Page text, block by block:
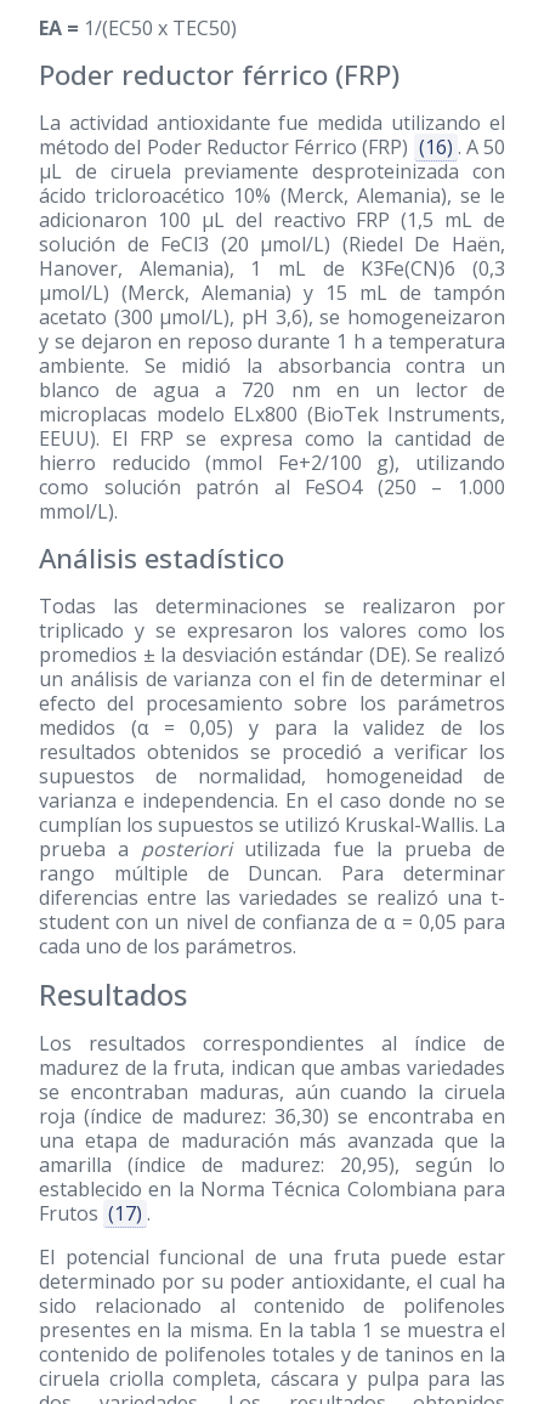
EA = 1/(EC50 x TEC50)
Poder reductor férrico (FRP)
La actividad antioxidante fue medida utilizando el
método del Poder Reductor Férrico (FRP) (16) . A 50
μL de ciruela previamente desproteinizada con
ácido tricloroacético 10% (Merck, Alemania), se le
adicionaron 100 μL del reactivo FRP (1,5 mL de
solución de FeCl3 (20 μmol/L) (Riedel De Haën,
Hanover, Alemania), 1 mL de K3Fe(CN)6 (0,3
μmol/L) (Merck, Alemania) y 15 mL de tampón
acetato (300 μmol/L), pH 3,6), se homogeneizaron
y se dejaron en reposo durante 1 h a temperatura
ambiente. Se midió la absorbancia contra un
blanco de agua a 720 nm en un lector de
microplacas modelo ELx800 (BioTek Instruments,
EEUU). El FRP se expresa como la cantidad de
hierro reducido (mmol Fe+2/100 g), utilizando
como solución patrón al FeSO4 (250 – 1.000
mmol/L).
Análisis estadístico
Todas las determinaciones se realizaron por
triplicado y se expresaron los valores como los
promedios ± la desviación estándar (DE). Se realizó
un análisis de varianza con el fin de determinar el
efecto del procesamiento sobre los parámetros
medidos (α = 0,05) y para la validez de los
resultados obtenidos se procedió a verificar los
supuestos de normalidad, homogeneidad de
varianza e independencia. En el caso donde no se
cumplían los supuestos se utilizó Kruskal-Wallis. La
prueba a posterioriutilizada fue la prueba de
rango múltiple de Duncan. Para determinar
diferencias entre las variedades se realizó una t-
student con un nivel de confianza de α = 0,05 para
cada uno de los parámetros.
Resultados
Los resultados correspondientes al índice de
madurez de la fruta, indican que ambas variedades
se encontraban maduras, aún cuando la ciruela
roja (índice de madurez: 36,30) se encontraba en
una etapa de maduración más avanzada que la
amarilla (índice de madurez: 20,95), según lo
establecido en la Norma Técnica Colombiana para
Frutos (17) .
El potencial funcional de una fruta puede estar
determinado por su poder antioxidante, el cual ha
sido relacionado al contenido de polifenoles
presentes en la misma. En la tabla 1 se muestra el
contenido de polifenoles totales y de taninos en la
ciruela criolla completa, cáscara y pulpa para las